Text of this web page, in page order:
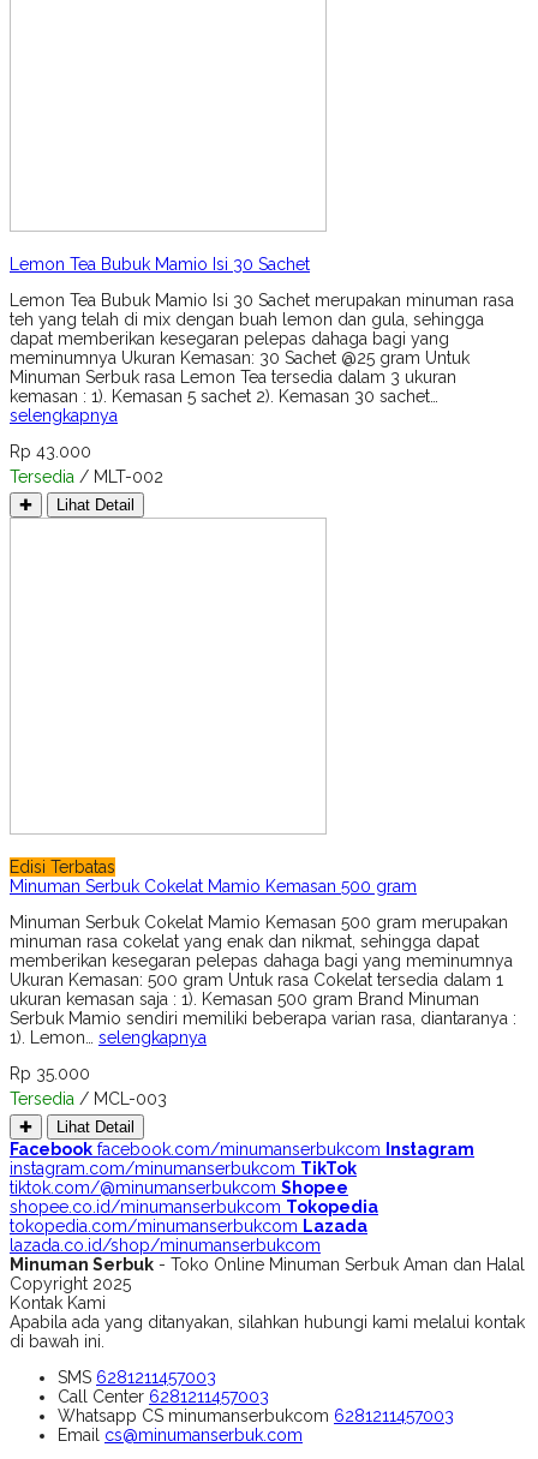
Lemon Tea Bubuk Mamio Isi 30 Sachet
Lemon Tea Bubuk Mamio Isi 30 Sachet merupakan minuman rasa
teh yang telah di mix dengan buah lemon dan gula, sehingga
dapat memberikan kesegaran pelepas dahaga bagi yang
meminumnya Ukuran Kemasan: 30 Sachet @25 gram Untuk
Minuman Serbuk rasa Lemon Tea tersedia dalam 3 ukuran
kemasan : 1). Kemasan 5 sachet 2). Kemasan 30 sachet…
selengkapnya
Rp 43.000
Tersedia / MLT-002
✚ Lihat Detail
Edisi Terbatas
Minuman Serbuk Cokelat Mamio Kemasan 500 gram
Minuman Serbuk Cokelat Mamio Kemasan 500 gram merupakan
minuman rasa cokelat yang enak dan nikmat, sehingga dapat
memberikan kesegaran pelepas dahaga bagi yang meminumnya
Ukuran Kemasan: 500 gram Untuk rasa Cokelat tersedia dalam 1
ukuran kemasan saja : 1). Kemasan 500 gram Brand Minuman
Serbuk Mamio sendiri memiliki beberapa varian rasa, diantaranya :
1). Lemon… selengkapnya
Rp 35.000
Tersedia / MCL-003
✚ Lihat Detail
Facebook facebook.com/minumanserbukcom
Instagram
instagram.com/minumanserbukcom TikTok
tiktok.com/@minumanserbukcom Shopee
shopee.co.id/minumanserbukcom Tokopedia
tokopedia.com/minumanserbukcom Lazada
lazada.co.id/shop/minumanserbukcom
Minuman Serbuk - Toko Online Minuman Serbuk Aman dan Halal
Copyright 2025
Kontak Kami
Apabila ada yang ditanyakan, silahkan hubungi kami melalui kontak
di bawah ini.
SMS 6281211457003
Call Center 6281211457003
Whatsapp CS minumanserbukcom 6281211457003
Email cs@minumanserbuk.com